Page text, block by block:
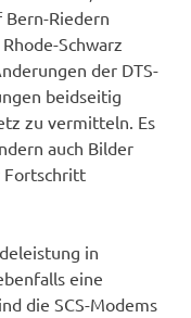
Riedern
Schwarz
der DTS-
beidseitig
zu vermitteln. Es
auch Bilder
Fortschritt
in
eine
die SCS-Modems